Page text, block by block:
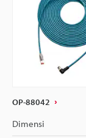
OP-88042
Dimensi